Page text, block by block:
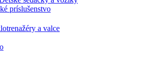
príslušenstvo
a valce